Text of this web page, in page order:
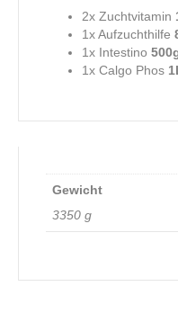
2x Zuchtvitamin
1x Aufzuchthilfe
1x Intestino
1x Calgo Phos
Gewicht
3350 g